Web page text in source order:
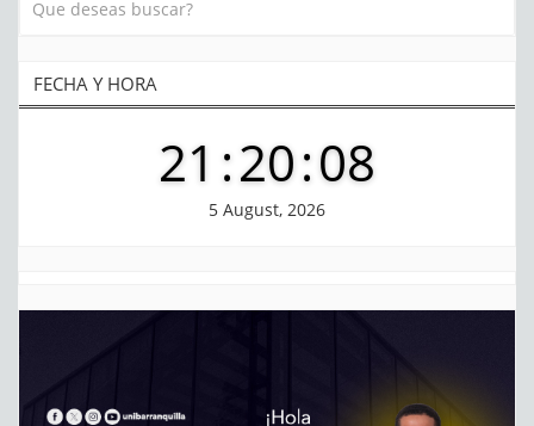
FECHA Y HORA
21 :20:08
5 August, 2026